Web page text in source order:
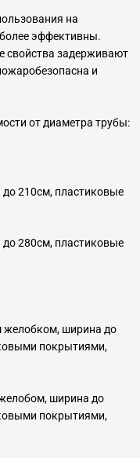
на
эффективны.
свойства задерживают
и
от диаметра трубы:
210см, пластиковые
280см, пластиковые
желобком, ширина до
покрытиями,
ширина до
покрытиями,